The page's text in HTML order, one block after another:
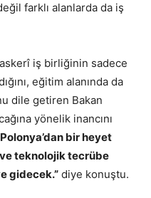
farklı alanlarda da iş
iş birliğinin sadece
eğitim alanında da
dile getiren Bakan
yönelik inancını
Polonya’dan bir heyet
ve teknolojik tecrübe
gidecek.” diye konuştu.